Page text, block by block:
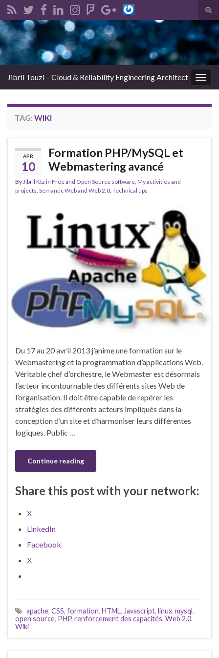
Search for:
Jibril Touzi – Cloud & Reliability Engineering Architect
TAG: WIKI
APR
10
Formation PHP/MySQL et
Webmastering avancé
ByJibril Ktz in Free and Open Source software, My activities and
projects, Semantic Web and Web 2.0, Technical tips
Du 17 au 20 avril 2013 j’anime une formation sur le
Webmastering et la programmation d’applications Web.
Véritable chef d’orchestre, le Webmaster est désormais
l’acteur incontournable des différents sites Web de
l’organisation. Il doit être capable de repérer les
stratégies des différents acteurs impliqués dans la
conception d’un site et d’harmoniser leurs différentes
logiques. Public …
Continue reading
Share this post with your network:
X
LinkedIn
Facebook
X
apache, CSS, formation, HTML, Javascript, linux, mysql,
open source, PHP, renforcement des capacités, Web 2.0,
Wiki